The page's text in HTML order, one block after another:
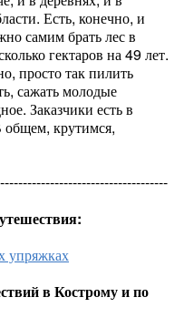
Есть, конечно, и
самим брать лес в
гектаров на 49 лет.
просто так пилить
сажать молодые
Заказчики есть в
крутимся,
упряжках
в Кострому и по